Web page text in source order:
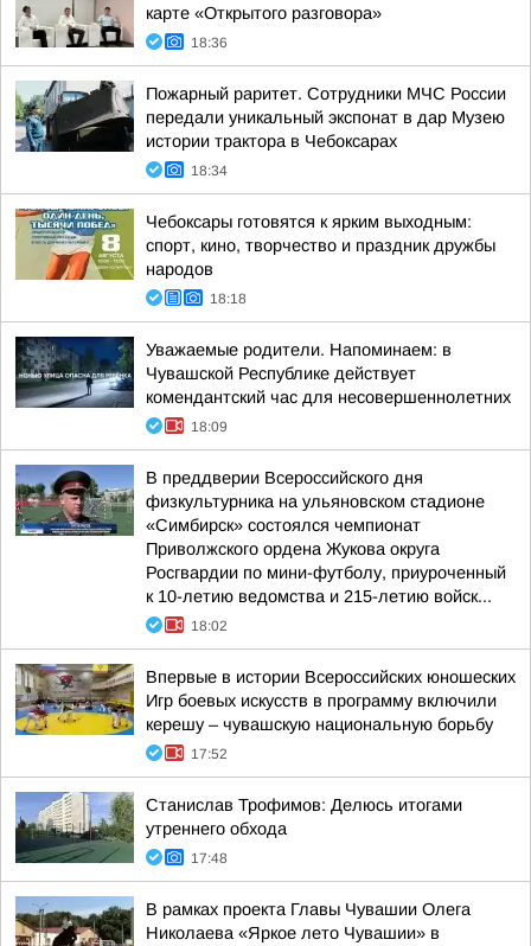
карте «Открытого разговора»
18:36
Пожарный раритет. Сотрудники МЧС России
передали уникальный экспонат в дар Музею
истории трактора в Чебоксарах
18:34
Чебоксары готовятся к ярким выходным:
спорт, кино, творчество и праздник дружбы
народов
18:18
Уважаемые родители. Напоминаем: в
Чувашской Республике действует
комендантский час для несовершеннолетних
18:09
В преддверии Всероссийского дня
физкультурника на ульяновском стадионе
«Симбирск» состоялся чемпионат
Приволжского ордена Жукова округа
Росгвардии по мини-футболу, приуроченный
к 10-летию ведомства и 215-летию войск...
18:02
Впервые в истории Всероссийских юношеских
Игр боевых искусств в программу включили
керешу – чувашскую национальную борьбу
17:52
Станислав Трофимов: Делюсь итогами
утреннего обхода
17:48
В рамках проекта Главы Чувашии Олега
Николаева «Яркое лето Чувашии» в